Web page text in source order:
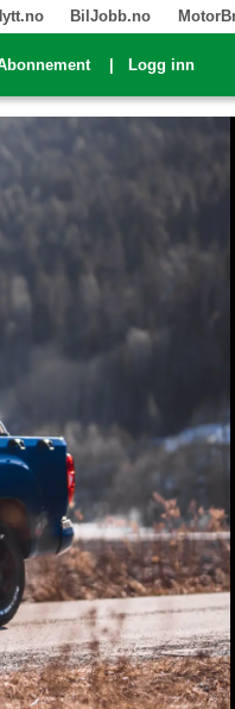
BilJobb.no
Logg inn